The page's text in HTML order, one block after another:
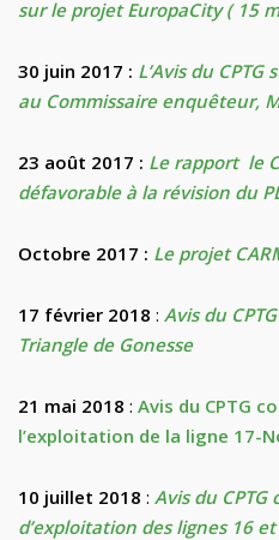
sur le projet EuropaCity ( 15
30 juin 2017 : L’Avis du
au Commissaire enquêteur,
23 août 2017 : Le rapport le
défavorable à la révision du
Octobre 2017 : Le projet
17 février 2018 : Avis du
Triangle de Gonesse
21 mai 2018 : Avis du CPTG
l’exploitation de la ligne 17-
10 juillet 2018 : Avis du
d’exploitation des lignes 16